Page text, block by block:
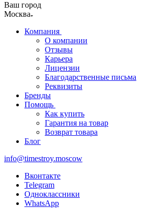
Ваш город
Москва
Компания
О компании
Отзывы
Карьера
Лицензии
Благодарственные письма
Реквизиты
Бренды
Помощь
Как купить
Гарантия на товар
Возврат товара
Блог
info@timestroy.moscow
Вконтакте
Telegram
Одноклассники
WhatsApp